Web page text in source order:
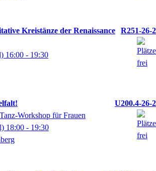
Kreistänze der Renaissance
R251-26-2
16:00 - 19:30
U200.4-26-2
Workshop für Frauen
18:00 - 19:30